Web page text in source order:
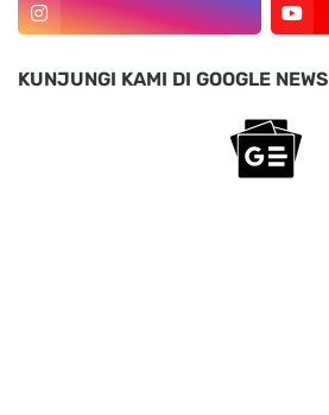
KUNJUNGI KAMI DI GOOGLE NEWS